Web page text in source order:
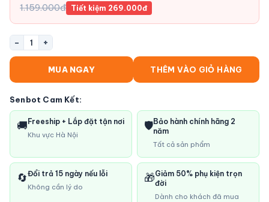
1.159.000đ Tiết kiệm 269.000đ
− 1 +
THÊM VÀO GIỎ HÀNG
MUA NGAY
Senbot Cam Kết:
🚚 Freeship + Lắp đặt tận nơi
Khu vực Hà Nội
🛡️Bảo hành chính hãng 2
năm
Tất cả sản phẩm
🔄Đổi trả 15 ngày nếu lỗi
Không cần lý do
🎁Giảm 50% phụ kiện trọn
đời
Dành cho khách đã mua